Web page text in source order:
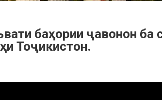
баҳории ҷавонон ба
Тоҷикистон.